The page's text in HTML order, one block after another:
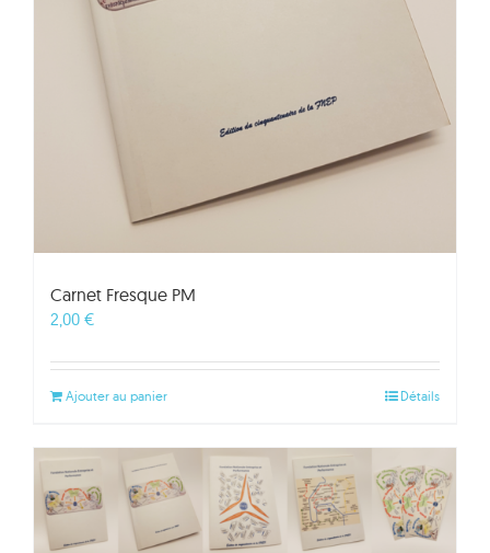
Carnet Fresque PM
2,00 €
Ajouter au panier Détails